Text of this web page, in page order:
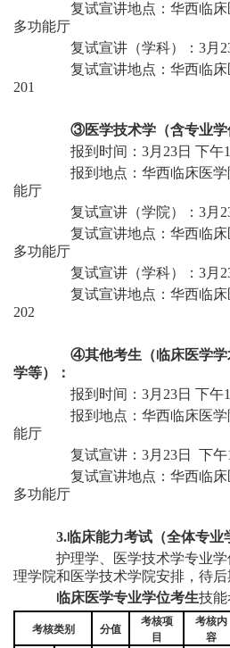
复试宣讲地点： 华西临
多功能厅
复试宣讲（学科）： 3月 2
复试宣讲地点： 华西临
201
③医学技术学（含专业学
报到时间： 3月 23日 下午
报到地点： 华西临床医
能厅
复试宣讲（学院）： 3月 2
复试宣讲地点： 华西临
多功能厅
复试宣讲（学科）： 3月 2
复试宣讲地点： 华西临
202
④其他考生（临床医学
学等）：
报到时间： 3月 23日 下午
报到地点： 华西临床医
能厅
复试宣讲： 3月 23日 下午
复试宣讲地点： 华西临
多功能厅
3.临床能力考试（全体专业
护理学、医学技术学专业
理学院和医学技术学院安排，待后
临床医学专业学位考生技能
考核类别 分值
考核项
目
考核内
容